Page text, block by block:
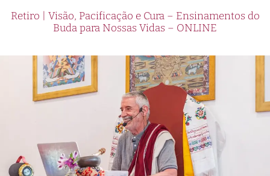
Retiro | Visão, Pacificação e Cura – Ensinamentos do
Buda para Nossas Vidas – ONLINE